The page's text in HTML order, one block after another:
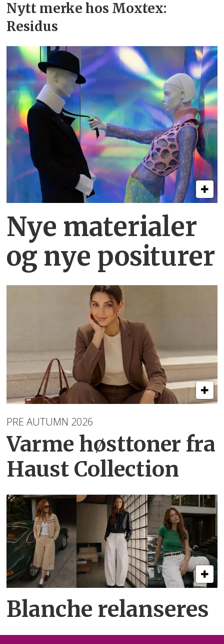
Nytt merke hos Moxtex:
Residus
Nye materialer
og nye positurer
PRE AUTUMN 2026
Varme høsttoner fra
Haust Collection
Blanche relanseres